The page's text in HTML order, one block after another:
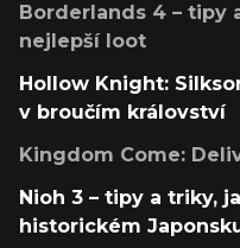
Borderlands 4 – tipy
nejlepší loot
Hollow Knight:
v broučím království
Kingdom Come:
Nioh 3 – tipy a triky,
historickém